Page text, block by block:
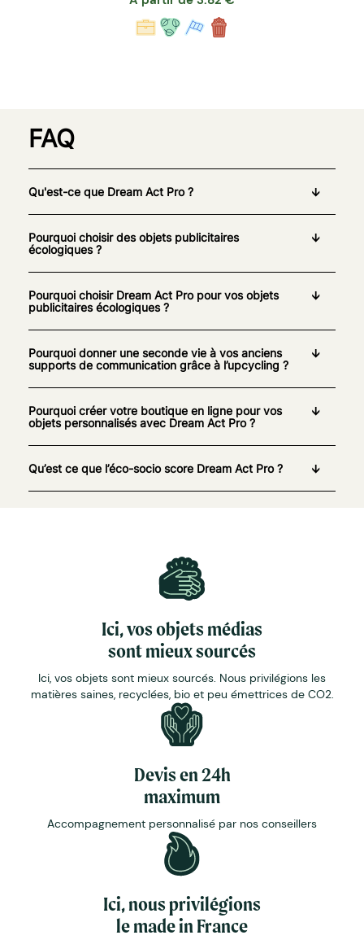
FAQ
Qu'est-ce que Dream Act Pro ?
Pourquoi choisir des objets publicitaires
écologiques ?
Pourquoi choisir Dream Act Pro pour vos objets
publicitaires écologiques ?
Pourquoi donner une seconde vie à vos anciens
supports de communication grâce à l’upcycling ?
Pourquoi créer votre boutique en ligne pour vos
objets personnalisés avec Dream Act Pro ?
Qu’est ce que l’éco-socio score Dream Act Pro ?
Ici, vos objets médias
sont mieux sourcés
Ici, vos objets sont mieux sourcés. Nous privilégions les
matières saines, recyclées, bio et peu émettrices de CO2.
Devis en 24h
maximum
Accompagnement personnalisé par nos conseillers
Ici, nous privilégions
le made in France